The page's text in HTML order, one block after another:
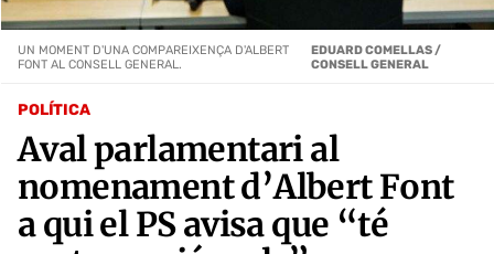
POLÍTICA
Aval parlamentari al
nomenament d’Albert Font
a qui el PS avisa que “té
UN MOMENT D'UNA COMPAREIXENÇA D'ALBERT
FONT AL CONSELL GENERAL.
EDUARD COMELLAS /
CONSELL GENERAL